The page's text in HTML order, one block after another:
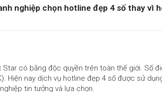
nghiệp chọn hotline đẹp 4 số thay vì
có bằng độc quyền trên toàn thế giới. Số
Hiện nay dịch vụ hotline đẹp 4 số được sử
tin tưởng và lựa chọn.